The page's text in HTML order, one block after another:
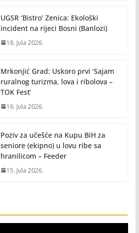
UGSR ‘Bistro’ Zenica: Ekološki
incident na rijeci Bosni (Banlozi)
18. Jula 2026.
Mrkonjić Grad: Uskoro prvi ‘Sajam
ruralnog turizma, lova i ribolova –
TOK Fest’
16. Jula 2026.
Poziv za učešće na Kupu BiH za
seniore (ekipno) u lovu ribe sa
hranilicom – Feeder
15. Jula 2026.